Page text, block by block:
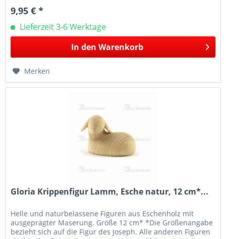
9,95 € *
Lieferzeit 3-6 Werktage
In den Warenkorb
Merken
Gloria Krippenfigur Lamm, Esche natur, 12 cm*...
Helle und naturbelassene Figuren aus Eschenholz mit
ausgeprägter Maserung. Größe 12 cm* *Die Größenangabe
bezieht sich auf die Figur des Joseph. Alle anderen Figuren